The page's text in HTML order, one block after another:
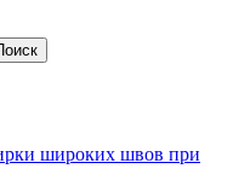
широких швов при